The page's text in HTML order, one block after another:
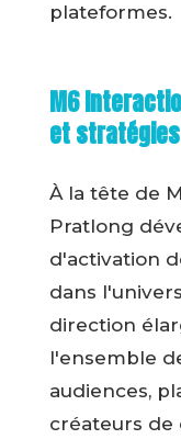
plateformes.
M6
et
À la tête de
Pratlong
d'activation
dans
direction
l'ensemble
audiences,
créateurs de